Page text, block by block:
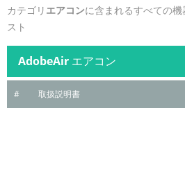
カテゴリ エアコンに含まれるすべての
スト
AdobeAir エアコン
# 取扱説明書